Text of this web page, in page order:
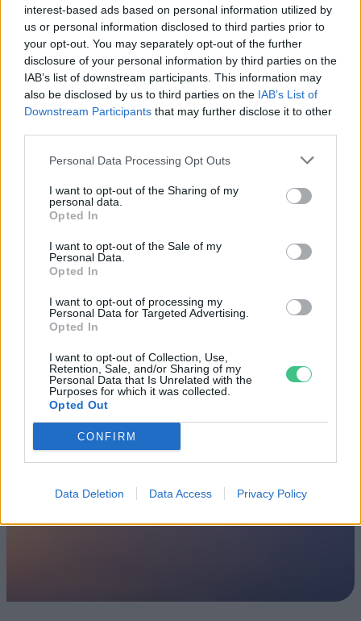
interest-based ads based on personal information utilized by
us or personal information disclosed to third parties prior to
your opt-out. You may separately opt-out of the further
disclosure of your personal information by third parties on the
IAB’s list of downstream participants. This information may
also be disclosed by us to third parties on the IAB’s List of
Downstream Participants that may further disclose it to other
Personal Data Processing Opt Outs
I want to opt-out of the Sharing of my
personal data.
Opted In
I want to opt-out of the Sale of my
Personal Data.
Opted In
I want to opt-out of processing my
Personal Data for Targeted Advertising.
Opted In
I want to opt-out of Collection, Use,
Retention, Sale, and/or Sharing of my
Personal Data that Is Unrelated with the
Purposes for which it was collected.
Opted Out
CONFIRM
Data Deletion Data Access Privacy Policy
Ezt a növényt már az őskorban is ismerték, a népi gyógyászatban
hétvégén a közönséget a 160 éves
Fővárosi Állatkert
ÉLŐ BOLYGÓNK
a legjobb lelőhelyek!
SZEMLE